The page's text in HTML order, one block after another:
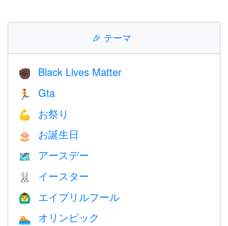
🎉 テーマ
✊🏿 Black Lives Matter
🏃 Gta
💪 お祭り
🎂 お誕生日
🗺️ アースデー
🐰 イースター
🙆‍♂️ エイプリルフール
🏊 オリンピック